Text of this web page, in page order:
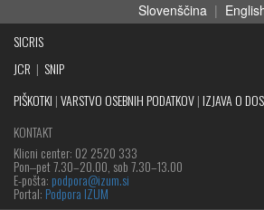
Slovenščina |
SICRIS
JCR | SNIP
PIŠKOTKI |VARSTVO OSEBNIH PODATKOV| IZJAVA O
KONTAKT
Klicni center: 02 2520 333
Pon‒pet 7.30–20.00, sob 7.30–13.00
E-pošta: podpora@izum.si
Portal: Podpora IZUM